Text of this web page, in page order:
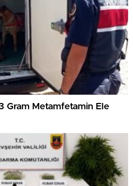
Gram Metamfetamin Ele